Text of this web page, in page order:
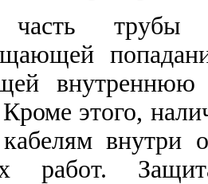
часть трубы
внутреннюю
этого,
внутри
работ.